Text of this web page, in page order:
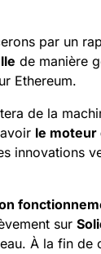
par un
de manière
Ethereum.
de la
le moteur
innovations
sur
À la fin de